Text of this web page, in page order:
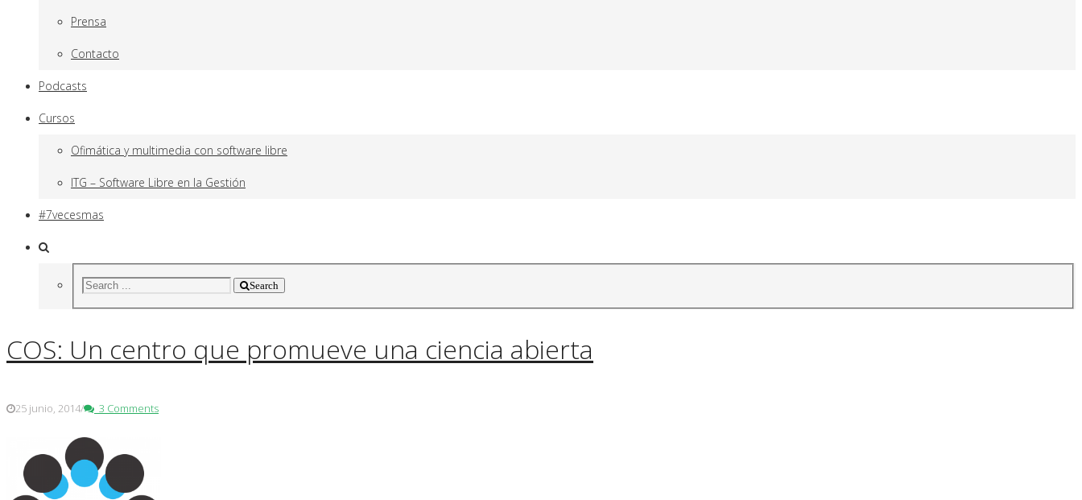
Prensa
Contacto
Podcasts
Cursos
Ofimática y multimedia con software libre
ITG – Software Libre en la Gestión
#7vecesmas
Search
COS: Un centro que promueve una ciencia abierta
25 junio, 2014/ 3 Comments